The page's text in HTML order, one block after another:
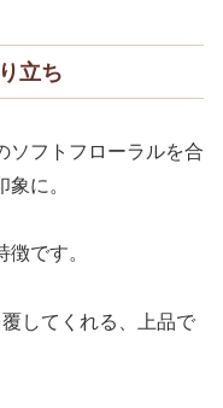
立ち
ソフトフローラルを合
に。
です。
してくれる、上品で